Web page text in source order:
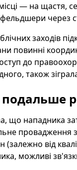
— на щастя,
через
заходів
повинні
до
також
подальше
що нападника
провадження
від
можливі